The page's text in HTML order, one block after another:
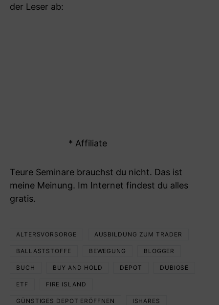
der Leser ab:
* Affiliate
Teure Seminare brauchst du nicht. Das ist
meine Meinung. Im Internet findest du alles
gratis.
ALTERSVORSORGE AUSBILDUNG ZUM TRADER
BALLASTSTOFFE BEWEGUNG BLOGGER
BUCH BUY AND HOLD DEPOT DUBIOSE
ETF FIRE ISLAND
GÜNSTIGES DEPOT ERÖFFNEN ISHARES